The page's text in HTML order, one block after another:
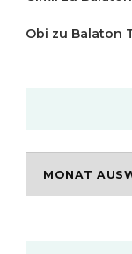
Obi zu Balaton